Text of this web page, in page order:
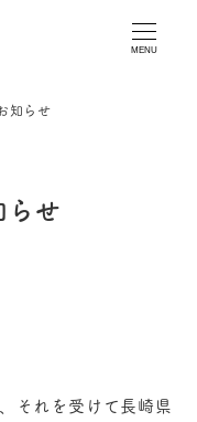
MENU
知らせ
らせ
それを受けて長崎県